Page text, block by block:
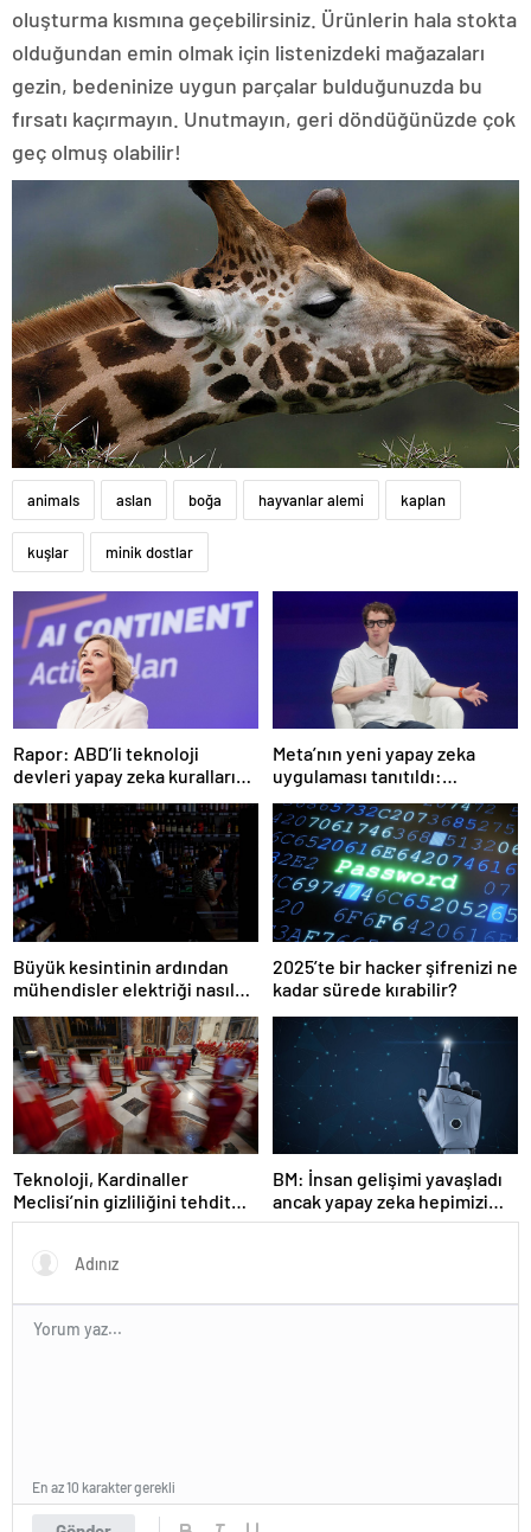
oluşturma kısmına geçebilirsiniz. Ürünlerin hala stokta
olduğundan emin olmak için listenizdeki mağazaları
gezin, bedeninize uygun parçalar bulduğunuzda bu
fırsatı kaçırmayın. Unutmayın, geri döndüğünüzde çok
geç olmuş olabilir!
animals aslan boğa hayvanlar alemi kaplan
kuşlar minik dostlar
Rapor: ABD’li teknoloji
devleri yapay zeka kuralları
ile ilgili Avrupa Komisyonu’na
baskı yapıyor
Meta’nın yeni yapay zeka
uygulaması tanıtıldı:
Özellikler ve detaylar
Büyük kesintinin ardından
mühendisler elektriği nasıl
2025’te bir hacker şifrenizi ne
kadar sürede kırabilir?
Teknoloji, Kardinaller
Meclisi’nin gizliliğini tehdit
ediyor: Vatikan ne yapıyor?
BM: İnsan gelişimi yavaşladı
ancak yapay zeka hepimizi
kurtarabilir
En az 10 karakter gerekli